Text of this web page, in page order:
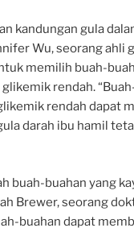
kandungan gula
Wu, seorang ahli
memilih buah-
rendah.
rendah dapat
darah ibu hamil
buah-buahan yang
Brewer, seorang
buahan dapat